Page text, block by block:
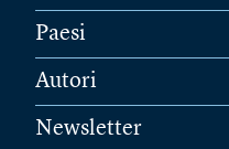
Paesi
Autori
Newsletter